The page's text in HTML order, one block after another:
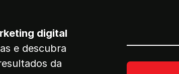
digital
e descubra
da